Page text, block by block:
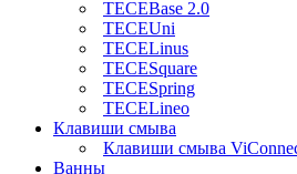
TECEBase 2.0
TECEUni
TECELinus
TECESquare
TECESpring
TECELineo
Клавиши смыва
Клавиши смыва
Ванны